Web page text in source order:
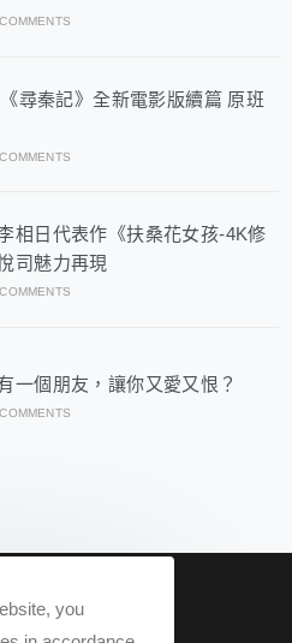
尋秦記》全新電影版續篇 原班
相日代表作《扶桑花女孩-4K修
司魅力再現
一個朋友，讓你又愛又恨？
All rights reserved.
you